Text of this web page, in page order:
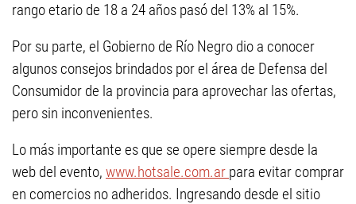
rango etario de 18 a 24 años pasó del 13% al 15%.
Por su parte, el Gobierno de Río Negro dio a conocer
algunos consejos brindados por el área de Defensa del
Consumidor de la provincia para aprovechar las ofertas,
pero sin inconvenientes.
Lo más importante es que se opere siempre desde la
web del evento, www.hotsale.com.ar para evitar comprar
en comercios no adheridos. Ingresando desde el sitio